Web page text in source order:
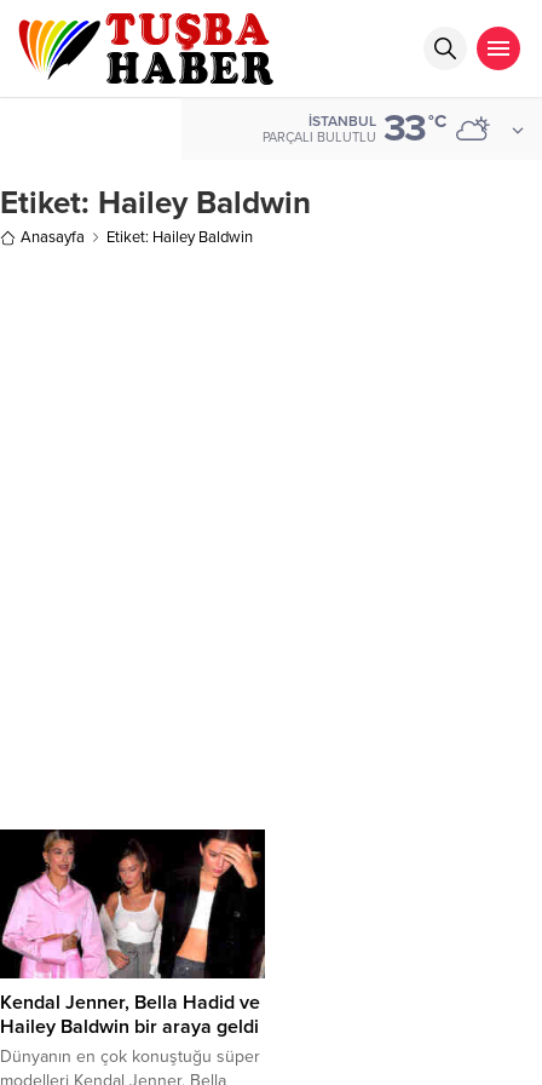
İSTANBUL
PARÇALI BULUTLU 33°C
Etiket: Hailey Baldwin
Anasayfa Etiket: Hailey Baldwin
Kendal Jenner, Bella Hadid ve
Hailey Baldwin bir araya geldi
Dünyanın en çok konuştuğu süper